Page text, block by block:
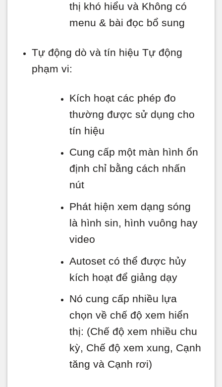
thị khó hiểu và Không có
menu & bài đọc bổ sung
Tự động dò và tín hiệu Tự động
phạm vi:
Kích hoạt các phép đo
thường được sử dụng cho
tín hiệu
Cung cấp một màn hình ổn
định chỉ bằng cách nhấn
nút
Phát hiện xem dạng sóng
là hình sin, hình vuông hay
video
Autoset có thể được hủy
kích hoạt để giảng dạy
Nó cung cấp nhiều lựa
chọn về chế độ xem hiển
thị: (Chế độ xem nhiều chu
kỳ, Chế độ xem xung, Cạnh
tăng và Cạnh rơi)